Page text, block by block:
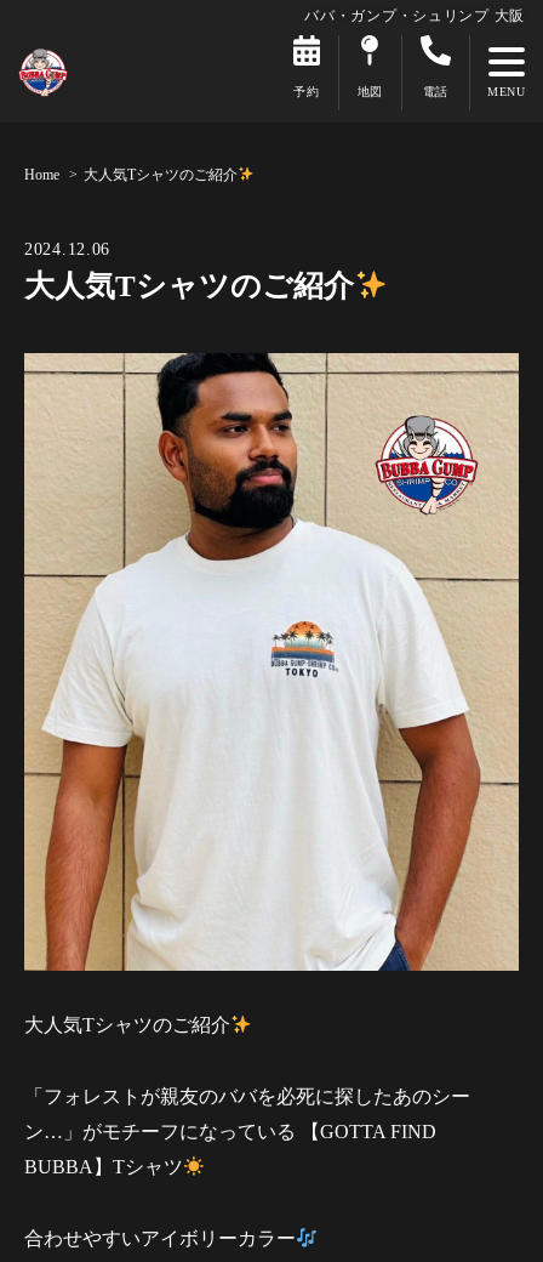
ババ・ガンプ・シュリンプ 大阪
予約 地図 電話
Home 大人気Tシャツのご紹介
2024.12.06
大人気Tシャツのご紹介
大人気Tシャツのご紹介
「フォレストが親友のババを必死に探したあのシー
ン…」がモチーフになっている 【GOTTA FIND
BUBBA】Tシャツ
合わせやすいアイボリーカラー